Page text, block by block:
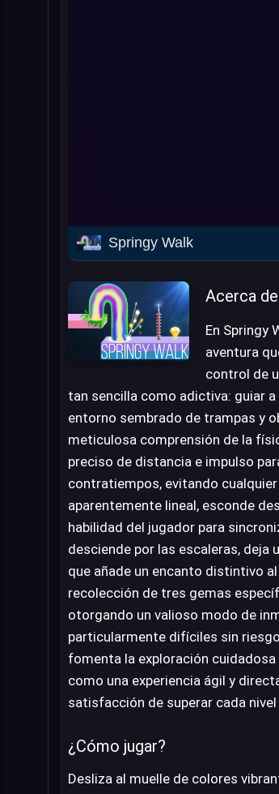
Springy Walk
Acerca
En Springy
aventura
control de
tan sencilla como adictiva: guiar
entorno sembrado de trampas y
meticulosa comprensión de la
preciso de distancia e impulso
contratiempos, evitando
aparentemente lineal, esconde
habilidad del jugador para
desciende por las escaleras, deja
que añade un encanto distintivo
recolección de tres gemas
otorgando un valioso modo de
particularmente difíciles sin
fomenta la exploración
como una experiencia ágil y
satisfacción de superar cada
¿Cómo jugar?
Desliza al muelle de colores